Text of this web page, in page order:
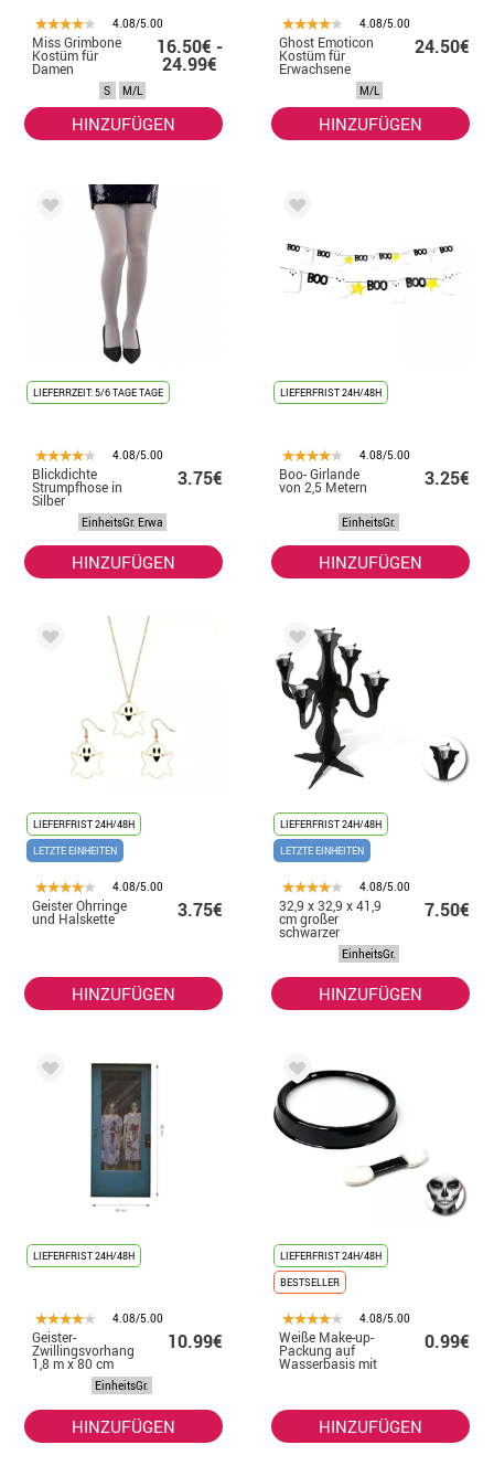
4.08/5.00
Miss Grimbone
Kostüm für
Damen
16.50€ -
24.99€
S M/L
HINZUFÜGEN
4.08/5.00
Ghost Emoticon
Kostüm für
Erwachsene
24.50€
M/L
HINZUFÜGEN
LIEFERRZEIT: 5/6 TAGE TAGE
4.08/5.00
Blickdichte
Strumpfhose in
Silber
3.75€
EinheitsGr. Erwa
HINZUFÜGEN
LIEFERFRIST 24H/48H
4.08/5.00
Boo- Girlande
von 2,5 Metern 3.25€
EinheitsGr.
HINZUFÜGEN
LIEFERFRIST 24H/48H
LETZTE EINHEITEN
4.08/5.00
Geister Ohrringe
und Halskette 3.75€
HINZUFÜGEN
LIEFERFRIST 24H/48H
LETZTE EINHEITEN
4.08/5.00
32,9 x 32,9 x 41,9
cm großer
schwarzer
Kerzenhalter aus
7.50€
EinheitsGr.
HINZUFÜGEN
LIEFERFRIST 24H/48H
4.08/5.00
Geister-
Zwillingsvorhang
1,8 m x 80 cm
10.99€
EinheitsGr.
HINZUFÜGEN
LIEFERFRIST 24H/48H
BESTSELLER
4.08/5.00
Weiße Make-up-
Packung auf
Wasserbasis mit
0.99€
HINZUFÜGEN